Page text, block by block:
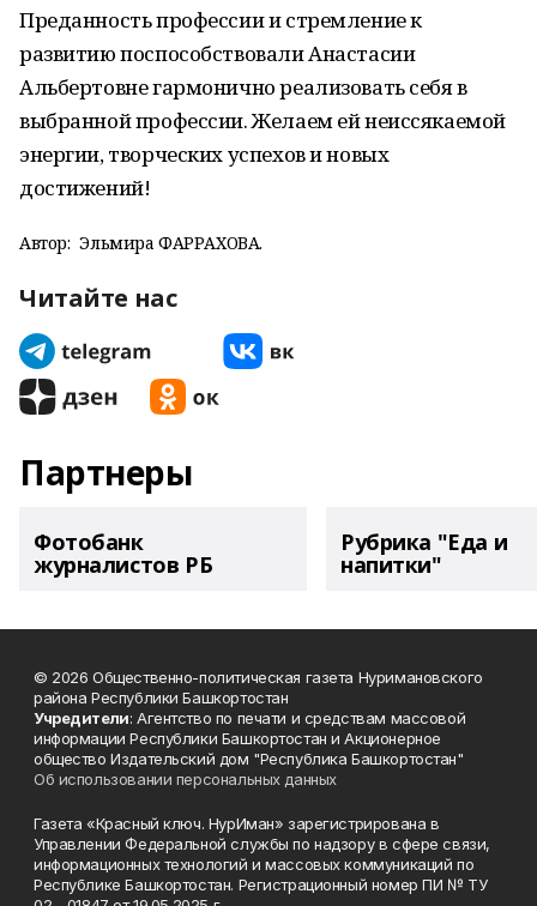
Преданность профессии и стремление к
развитию поспособствовали Анастасии
Альбертовне гармонично реализовать себя в
выбранной профессии. Желаем ей неиссякаемой
энергии, творческих успехов и новых
достижений!
Автор: Эльмира ФАРРАХОВА.
Читайте нас
Партнеры
Фотобанк
журналистов РБ
Рубрика "Еда и
напитки"
© 2026 Общественно-политическая газета Нуримановского
района Республики Башкортостан
Учредители: Агентство по печати и средствам массовой
информации Республики Башкортостан и Акционерное
общество Издательский дом "Республика Башкортостан"
Об использовании персональных данных
Газета «Красный ключ. НурИман» зарегистрирована в
Управлении Федеральной службы по надзору в сфере связи,
информационных технологий и массовых коммуникаций по
Республике Башкортостан. Регистрационный номер ПИ № ТУ